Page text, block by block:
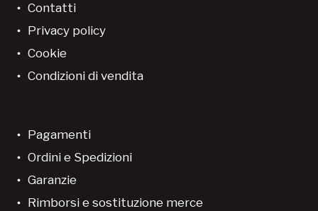
Contatti
Privacy policy
Cookie
Condizioni di vendita
Pagamenti
Ordini e Spedizioni
Garanzie
Rimborsi e sostituzione merce